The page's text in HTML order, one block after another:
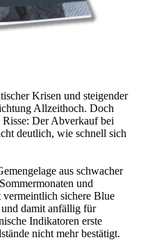
Krisen und steigender
Allzeithoch. Doch
Risse: Der Abverkauf bei
deutlich, wie schnell sich
aus schwacher
und
vermeintlich sichere Blue
damit anfällig für
Indikatoren erste
nicht mehr bestätigt.